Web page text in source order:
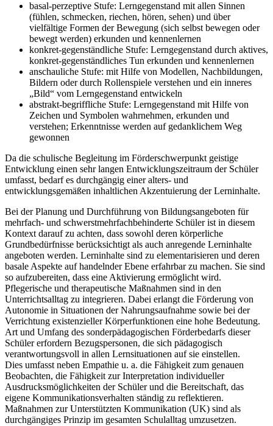
basal-perzeptive Stufe: Lerngegenstand mit allen Sinnen
(fühlen, schmecken, riechen, hören, sehen) und über
vielfältige Formen der Bewegung (sich selbst bewegen oder
bewegt werden) erkunden und kennenlernen
konkret-gegenständliche Stufe: Lerngegenstand durch aktives,
konkret-gegenständliches Tun erkunden und kennenlernen
anschauliche Stufe: mit Hilfe von Modellen, Nachbildungen,
Bildern oder durch Rollenspiele verstehen und ein inneres
„Bild“ vom Lerngegenstand entwickeln
abstrakt-begriffliche Stufe: Lerngegenstand mit Hilfe von
Zeichen und Symbolen wahrnehmen, erkunden und
verstehen; Erkenntnisse werden auf gedanklichem Weg
gewonnen
Da die schulische Begleitung im Förderschwerpunkt geistige
Entwicklung einen sehr langen Entwicklungszeitraum der Schüler
umfasst, bedarf es durchgängig einer alters- und
entwicklungsgemäßen inhaltlichen Akzentuierung der Lerninhalte.
Bei der Planung und Durchführung von Bildungsangeboten für
mehrfach- und schwerstmehrfachbehinderte Schüler ist in diesem
Kontext darauf zu achten, dass sowohl deren körperliche
Grundbedürfnisse berücksichtigt als auch anregende Lerninhalte
angeboten werden. Lerninhalte sind zu elementarisieren und deren
basale Aspekte auf handelnder Ebene erfahrbar zu machen. Sie sind
so aufzubereiten, dass eine Aktivierung ermöglicht wird.
Pflegerische und therapeutische Maßnahmen sind in den
Unterrichtsalltag zu integrieren. Dabei erlangt die Förderung von
Autonomie in Situationen der Nahrungsaufnahme sowie bei der
Verrichtung existenzieller Körperfunktionen eine hohe Bedeutung.
Art und Umfang des sonderpädagogischen Förderbedarfs dieser
Schüler erfordern Bezugspersonen, die sich pädagogisch
verantwortungsvoll in allen Lernsituationen auf sie einstellen.
Dies umfasst neben Empathie u. a. die Fähigkeit zum genauen
Beobachten, die Fähigkeit zur Interpretation individueller
Ausdrucksmöglichkeiten der Schüler und die Bereitschaft, das
eigene Kommunikationsverhalten ständig zu reflektieren.
Maßnahmen zur Unterstützten Kommunikation (UK) sind als
durchgängiges Prinzip im gesamten Schulalltag umzusetzen.